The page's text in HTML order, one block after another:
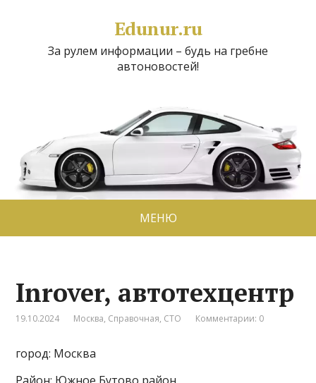
Edunur.ru
За рулем информации – будь на гребне
автоновостей!
МЕНЮ
Inrover, автотехцентр
19.10.2024 Москва, Справочная, СТО Комментарии: 0
город: Москва
Район: Южное Бутово район